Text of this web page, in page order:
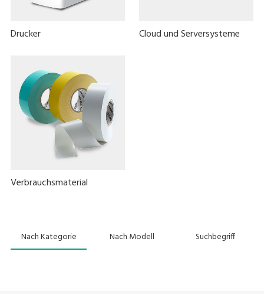
Drucker Cloud und Serversysteme
Verbrauchsmaterial
Nach Kategorie Nach Modell Suchbegriff